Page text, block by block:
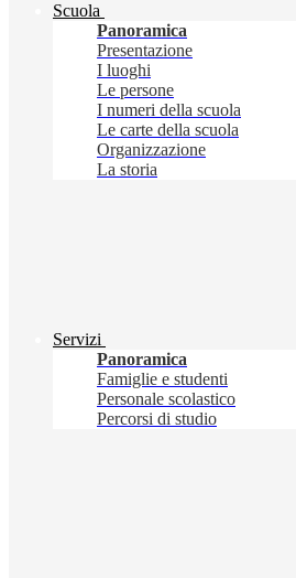
Scuola
Panoramica
Presentazione
I luoghi
Le persone
I numeri della scuola
Le carte della scuola
Organizzazione
La storia
Servizi
Panoramica
Famiglie e studenti
Personale scolastico
Percorsi di studio